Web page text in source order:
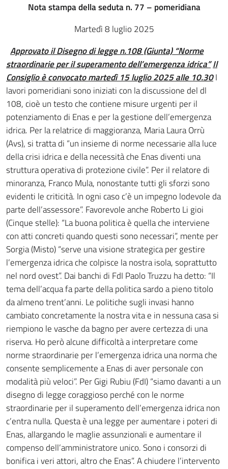
Nota stampa della seduta n. 77 – pomeridiana
Martedì 8 luglio 2025
Approvato il Disegno di legge n.108 (Giunta) “Norme
straordinarie per il superamento dell’emergenza idrica”Il
Consiglio è convocato martedì 15 luglio 2025 alle 10.30I
lavori pomeridiani sono iniziati con la discussione del dl
108, cioè un testo che contiene misure urgenti per il
potenziamento di Enas e per la gestione dell’emergenza
idrica. Per la relatrice di maggioranza, Maria Laura Orrù
(Avs), si tratta di “un insieme di norme necessarie alla luce
della crisi idrica e della necessità che Enas diventi una
struttura operativa di protezione civile”. Per il relatore di
minoranza, Franco Mula, nonostante tutti gli sforzi sono
evidenti le criticità. In ogni caso c’è un impegno lodevole da
parte dell’assessore”. Favorevole anche Roberto Li gioi
(Cinque stelle): “La buona politica è quella che interviene
con atti concreti quando questi sono necessari”, mente per
Sorgia (Misto) “serve una visione strategica per gestire
l’emergenza idrica che colpisce la nostra isola, soprattutto
nel nord ovest”. Dai banchi di FdI Paolo Truzzu ha detto: “Il
tema dell’acqua fa parte della politica sardo a pieno titolo
da almeno trent’anni. Le politiche sugli invasi hanno
cambiato concretamente la nostra vita e in nessuna casa si
riempiono le vasche da bagno per avere certezza di una
riserva. Ho però alcune difficoltà a interpretare come
norme straordinarie per l’emergenza idrica una norma che
consente semplicemente a Enas di aver personale con
modalità più veloci”. Per Gigi Rubiu (FdI) “siamo davanti a un
disegno di legge coraggioso perché con le norme
straordinarie per il superamento dell’emergenza idrica non
c’entra nulla. Questa è una legge per aumentare i poteri di
Enas, allargando le maglie assunzionali e aumentare il
compenso dell’amministratore unico. Sono i consorzi di
bonifica i veri attori, altro che Enas”. A chiudere l’intervento